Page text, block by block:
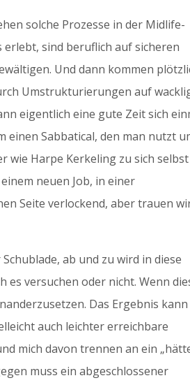
solche Prozesse in der Midlife-
erlebt, sind beruflich auf sicheren
Und dann kommen
Umstrukturierungen auf
eigentlich eine gute Zeit sich
einen Sabbatical, den man nutzt
wie Harpe Kerkeling zu sich
neuen Job, in einer
Seite verlockend, aber trauen
ab und zu wird in diese
es versuchen oder nicht. Wenn
Das Ergebnis kann
auch leichter erreichbare
mich davon trennen an ein
muss ein abgeschlossener